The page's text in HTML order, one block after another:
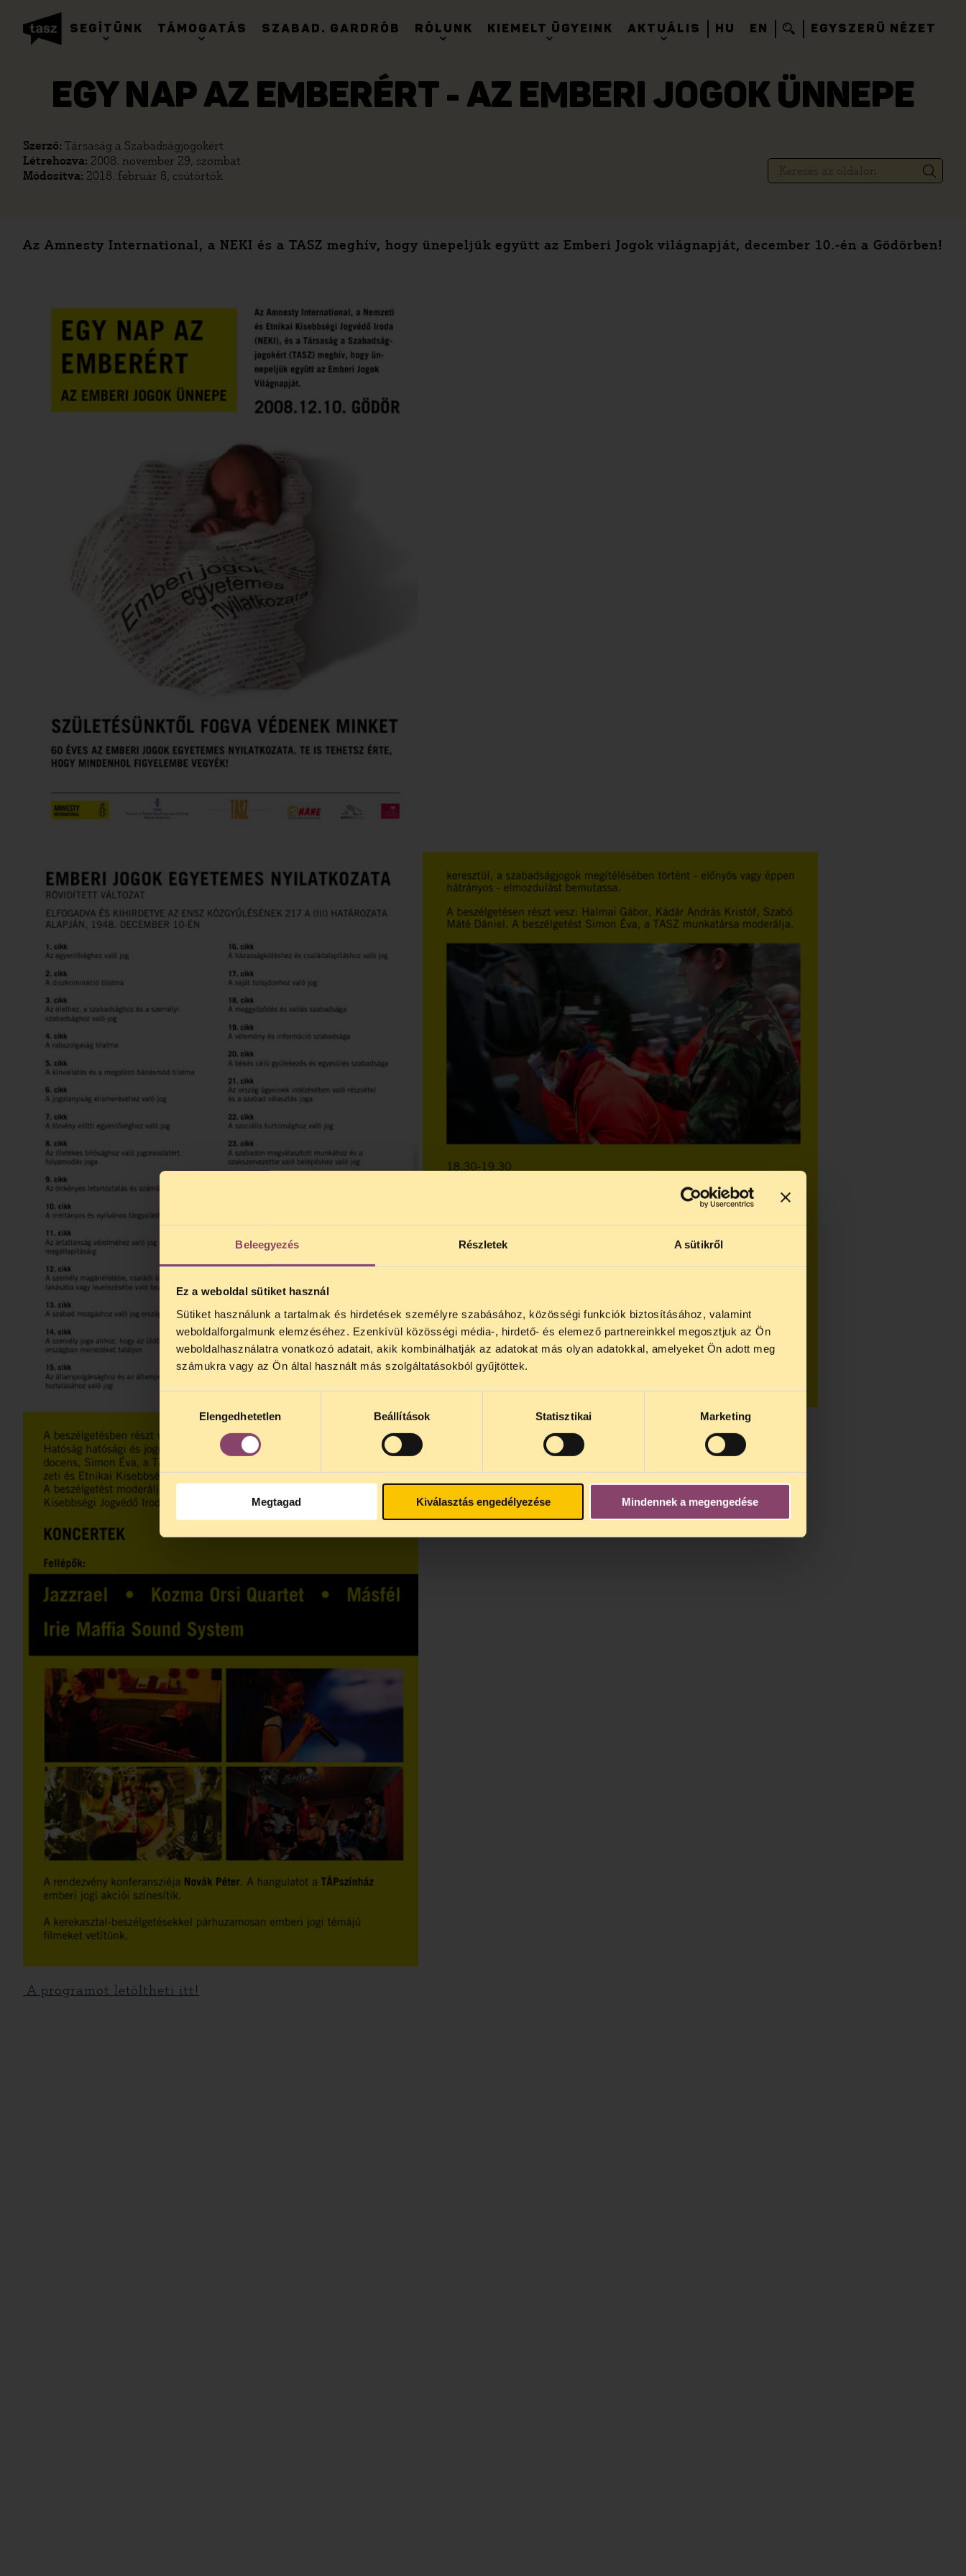
Beleegyezés Részletek A sütikről
Ez a weboldal sütiket használ
Sütiket használunk a tartalmak és hirdetések személyre szabásához, közösségi funkciók biztosításához, valamint
weboldalforgalmunk elemzéséhez. Ezenkívül közösségi média-, hirdető- és elemező partnereinkkel megosztjuk az Ön
weboldalhasználatra vonatkozó adatait, akik kombinálhatják az adatokat más olyan adatokkal, amelyeket Ön adott meg
számukra vagy az Ön által használt más szolgáltatásokból gyűjtöttek.
kiválasztásaElengedhetetlen Beállítások Statisztikai Marketing
Megtagad Kiválasztás engedélyezése Mindennek a megengedése
SEGÍTÜNK TÁMOGATÁS SZABAD. GARDRÓB RÓLUNK KIEMELT ÜGYEINK AKTUÁLIS HU EN EGYSZERŰ NÉZET
EGY NAP AZ EMBERÉRT - AZ EMBERI JOGOK ÜNNEPE
Szerző: Társaság a Szabadságjogokért
Létrehozva: 2008. november 29, szombat
Módosítva: 2018. február 8, csütörtök
Az Amnesty International, a NEKI és a TASZ meghív, hogy ünepeljük együtt az Emberi Jogok világnapját, december 10.-én a Gödörben!
A programot letöltheti itt!
TELEFONOS JOGSEGÉLY SZÜNET!
Kedves érdeklődő, Tájékoztatjuk, hogy
telefonos jogsegélyünk július 27 és
augusztus 24 között szünetel
. Az első telefonos jogsegély
augusztus 25-én
kedden, 13 és 15 óra között lesz
jogsegely@tasz.hu
alatt is elér minket.